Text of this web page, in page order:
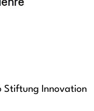
Stiftung Innovation